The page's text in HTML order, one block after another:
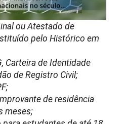
ou Atestado de
pelo Histórico em
Carteira de Identidade
de Registro Civil;
de residência
meses;